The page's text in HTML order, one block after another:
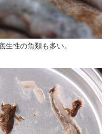
生性の魚類も多い。